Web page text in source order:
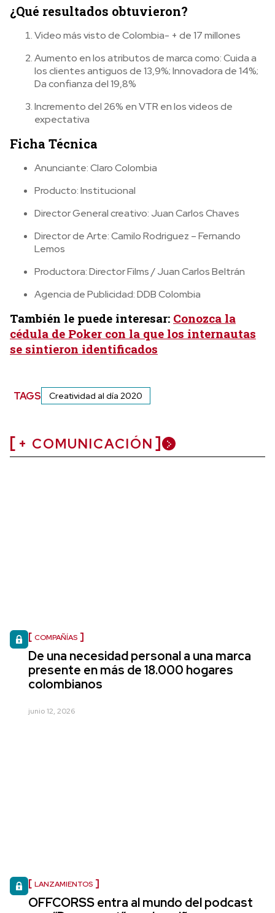
¿Qué resultados obtuvieron?
Video más visto de Colombia- + de 17 millones
Aumento en los atributos de marca como: Cuida a
los clientes antiguos de 13,9%; Innovadora de 14%;
Da confianza del 19,8%
Incremento del 26% en VTR en los videos de
expectativa
Ficha Técnica
Anunciante: Claro Colombia
Producto: Institucional
Director General creativo: Juan Carlos Chaves
Director de Arte: Camilo Rodriguez – Fernando
Lemos
Productora: Director Films / Juan Carlos Beltrán
Agencia de Publicidad: DDB Colombia
También le puede interesar: Conozca la
cédula de Poker con la que los internautas
se sintieron identificados
TAGS Creatividad al día 2020
+ COMUNICACIÓN
COMPAÑÍAS
De una necesidad personal a una marca
presente en más de 18.000 hogares
colombianos
junio 12, 2026
LANZAMIENTOS
OFFCORSS entra al mundo del podcast